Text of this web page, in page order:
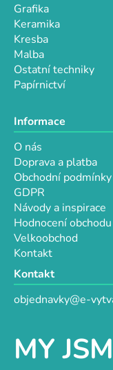
MY
Grafika
Keramika
Kresba
Malba
Ostatní techniky
Papírnictví
Informace
O nás
Doprava a platba
Obchodní podmínky
GDPR
Návody a inspirace
Hodnocení obchodu
Velkoobchod
Kontakt
Kontakt
objednavky@e-
Facebook